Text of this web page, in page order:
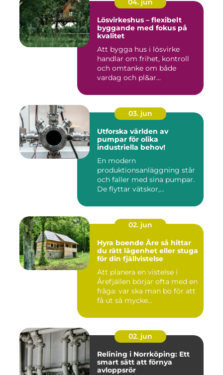
04. jun
Lösvirkeshus – flexibelt
byggande med fokus på
kvalitet
Att bygga hus i lösvirke
handlar om frihet, kontroll
och omtanke om både
vardag och pl&ar...
03. jun
Utforska världen av
pumpar för olika
industriella behov!
En modern
produktionsanläggning står
och faller med sina pumpar.
De flyttar vätskor,...
02. jun
Hyra boende Åre så hittar
du rätt lägenhet eller stuga
för din fjällvistelse
Att planera en vistelse i
Årefjällen börjar ofta med en
fråga: var ska man bo för att
få ut så mycke...
02. jun
Relining i Norrköping: Ett
smart sätt att förnya
avloppsrör